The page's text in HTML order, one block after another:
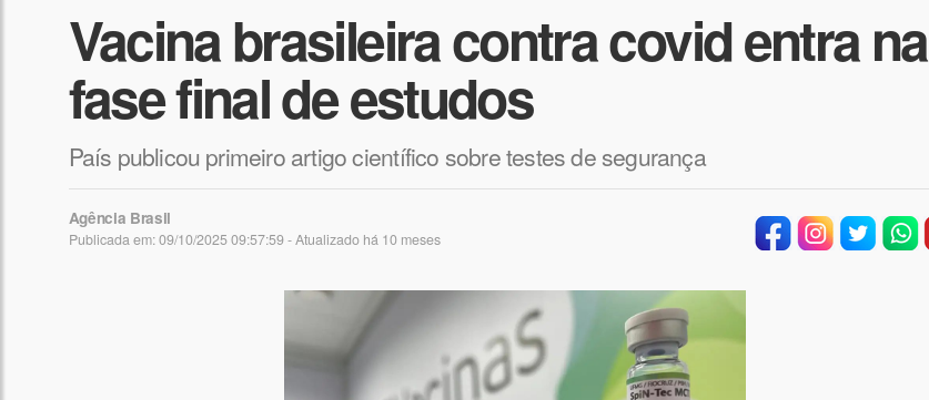
Vacina brasileira contra covid entra na
fase final de estudos
País publicou primeiro artigo científico sobre testes de segurança
Agência Brasil
Publicada em: 09/10/2025 09:57:59 - Atualizado há 10 meses